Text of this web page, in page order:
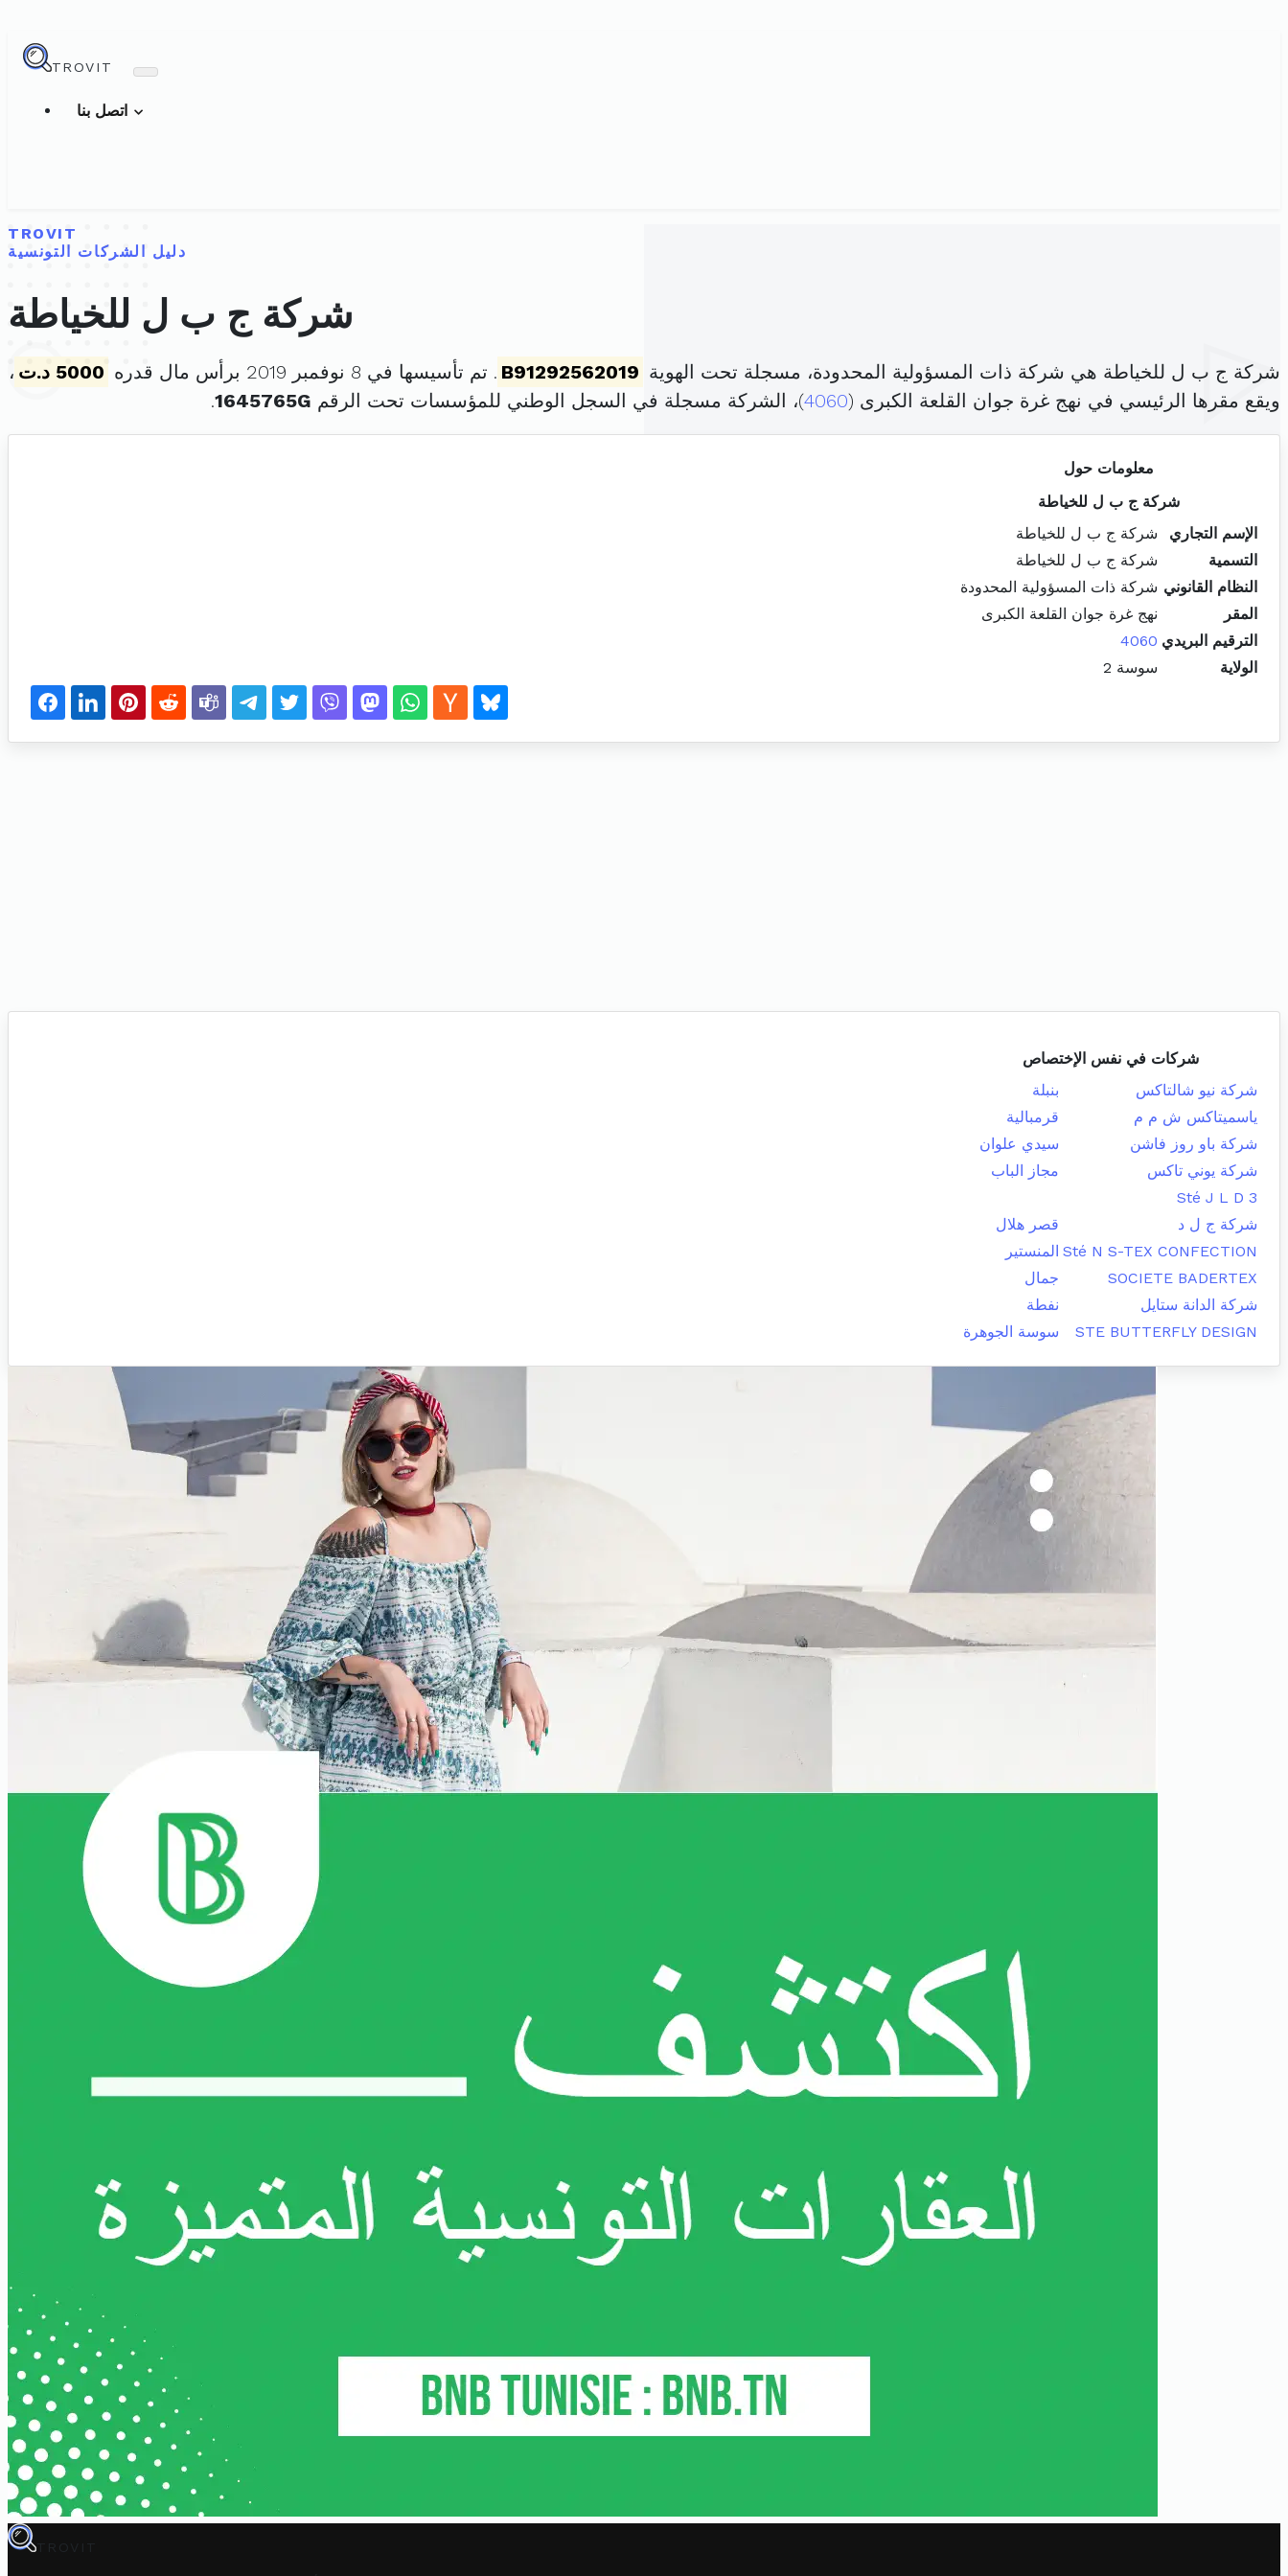
TROVIT
TROVIT
دليل الشركات التونسية
شركة ج ب ل للخياطة
شركة ج ب ل للخياطة هي شركة ذات المسؤولية المحدودة، مسجلة تحت الهوية B91292562019 . تم تأسيسها في 8 نوفمبر 2019 برأس مال قدره 5000 د.ت
،
ويقع مقرها الرئيسي في نهج غرة جوان القلعة الكبرى (4060)، الشركة مسجلة في السجل الوطني للمؤسسات تحت الرقم 1645765G
.
معلومات حول
شركة ج ب ل للخياطة
الإسم التجاري
شركة ج ب ل للخياطة
التسمية
شركة ج ب ل للخياطة
النظام القانوني شركة ذات المسؤولية المحدودة
المقر
نهج غرة جوان القلعة الكبرى
الترقيم البريدي 4060
الولاية
سوسة 2
شركات في نفس الإختصاص
شركة نيو شالتاكس
بنبلة
ياسميتاكس ش م م
قرمبالية
شركة باو روز فاشن
سيدي علوان
شركة يوني تاكس
مجاز الباب
Sté J L D 3
شركة ج ل د
قصر هلال
Sté N S-TEX CONFECTION المنستير
SOCIETE BADERTEX
جمال
شركة الدانة ستايل
نفطة
STE BUTTERFLY DESIGN
سوسة الجوهرة
TROVIT